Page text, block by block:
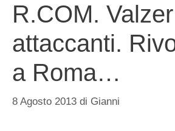
R.COM.
attaccanti.
a Roma…
8 Agosto 2013 di Gianni